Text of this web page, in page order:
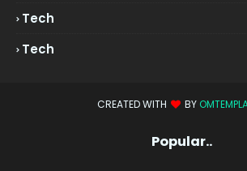
Tech
Tech
CREATED WITH BY
Popular..